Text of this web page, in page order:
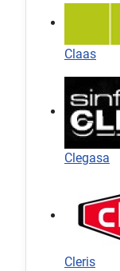
Claas
Clegasa
Cleris